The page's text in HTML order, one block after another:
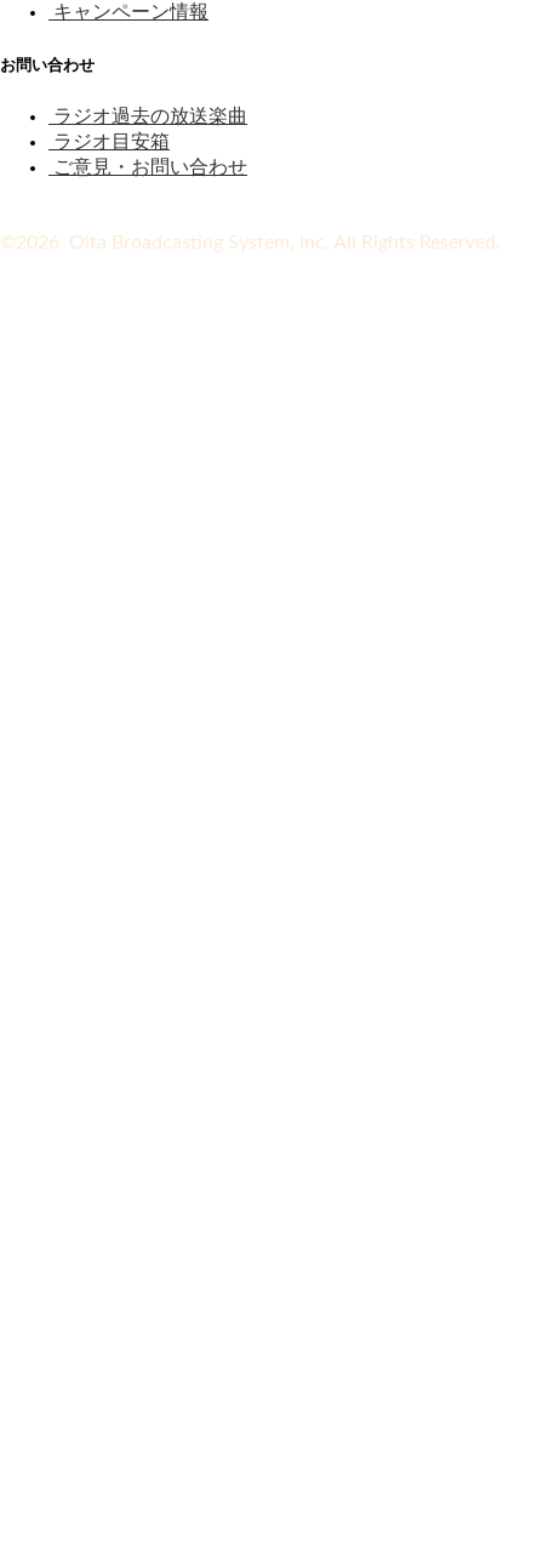
キャンペーン情報
お問い合わせ
ラジオ過去の放送楽曲
ラジオ目安箱
ご意見・お問い合わせ
©2026 Oita Broadcasting System, Inc. All Rights Reserved.